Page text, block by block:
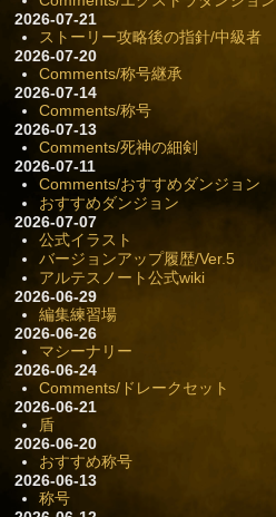
2026-07-21
ストーリー攻略後の指針/中級者
2026-07-20
Comments/称号継承
2026-07-14
Comments/称号
2026-07-13
Comments/死神の細剣
2026-07-11
Comments/おすすめダンジョン
おすすめダンジョン
2026-07-07
公式イラスト
バージョンアップ履歴/Ver.5
アルテスノート公式wiki
2026-06-29
編集練習場
2026-06-26
マシーナリー
2026-06-24
Comments/ドレークセット
2026-06-21
盾
2026-06-20
おすすめ称号
2026-06-13
称号